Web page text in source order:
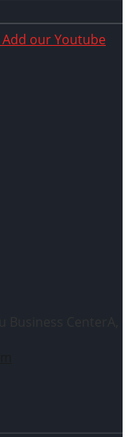
Add our Youtube